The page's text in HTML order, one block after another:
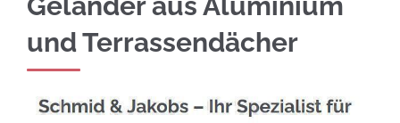
und Terrassendächer